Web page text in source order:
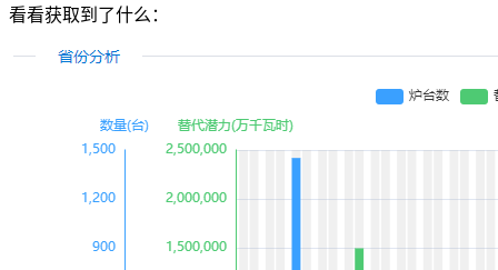
看看获取到了什么：